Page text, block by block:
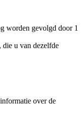
worden gevolgd door 1
u van dezelfde
over de